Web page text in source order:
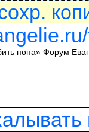
попа» Форум